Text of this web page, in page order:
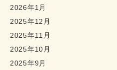
2026年1月
2025年12月
2025年11月
2025年10月
2025年9月